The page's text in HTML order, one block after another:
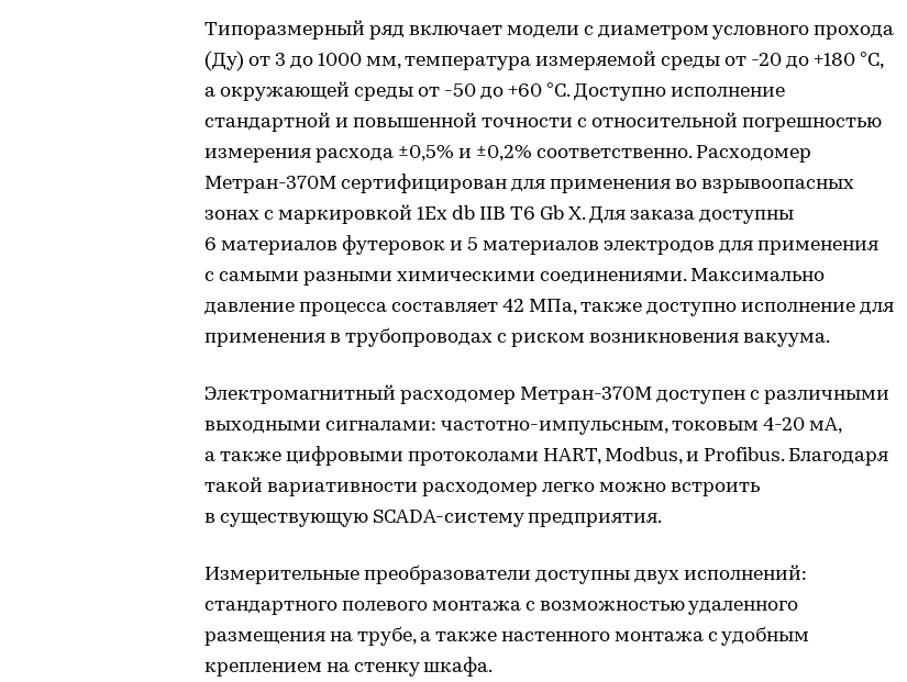
Типоразмерный ряд включает модели с диаметром условного прохода
(Ду) от 3 до 1000 мм, температура измеряемой среды от -20 до +180 °С,
а окружающей среды от -50 до +60 °С. Доступно исполнение
стандартной и повышенной точности с относительной погрешностью
измерения расхода ±0,5% и ±0,2% соответственно. Расходомер
Метран-370М сертифицирован для применения во взрывоопасных
зонах с маркировкой 1Ex db IIВ T6 Gb X. Для заказа доступны
6 материалов футеровок и 5 материалов электродов для применения
с самыми разными химическими соединениями. Максимально
давление процесса составляет 42 МПа, также доступно исполнение для
применения в трубопроводах с риском возникновения вакуума.
Электромагнитный расходомер Метран-370М доступен с различными
выходными сигналами: частотно-импульсным, токовым 4-20 мА,
а также цифровыми протоколами HART, Modbus, и Profibus. Благодаря
такой вариативности расходомер легко можно встроить
в существующую SCADA-систему предприятия.
Измерительные преобразователи доступны двух исполнений:
стандартного полевого монтажа с возможностью удаленного
размещения на трубе, а также настенного монтажа с удобным
креплением на стенку шкафа.